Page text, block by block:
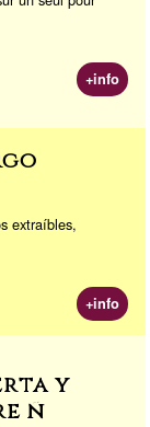
+info
extraíbles,
+info
y
ñ